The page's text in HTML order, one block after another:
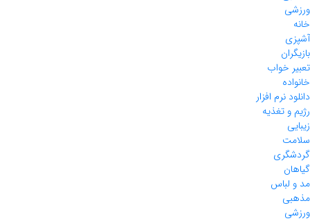
ورزشی
خانه
آشپزی
بازیگران
تعبیر خواب
خانواده
دانلود نرم افزار
رژیم و تغذیه
زیبایی
سلامت
گردشگری
گیاهان
مد و لباس
مذهبی
ورزشی